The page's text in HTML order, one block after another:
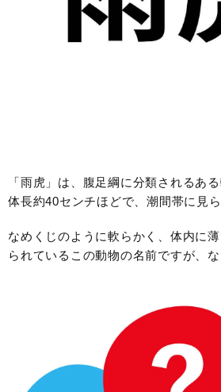
「雨虎」は、腹足綱に分類されるあ
体長約40センチほどで、潮間帯に見ら
なめくじのように軟らかく、体内に
られているこの動物の名前ですが、